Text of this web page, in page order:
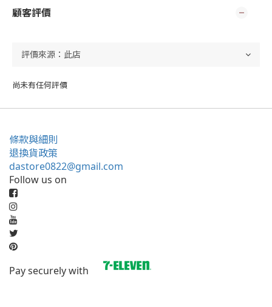
顧客評價
尚未有任何評價
條款與細則
退換貨政策
dastore0822@gmail.com
Follow us on
Pay securely with